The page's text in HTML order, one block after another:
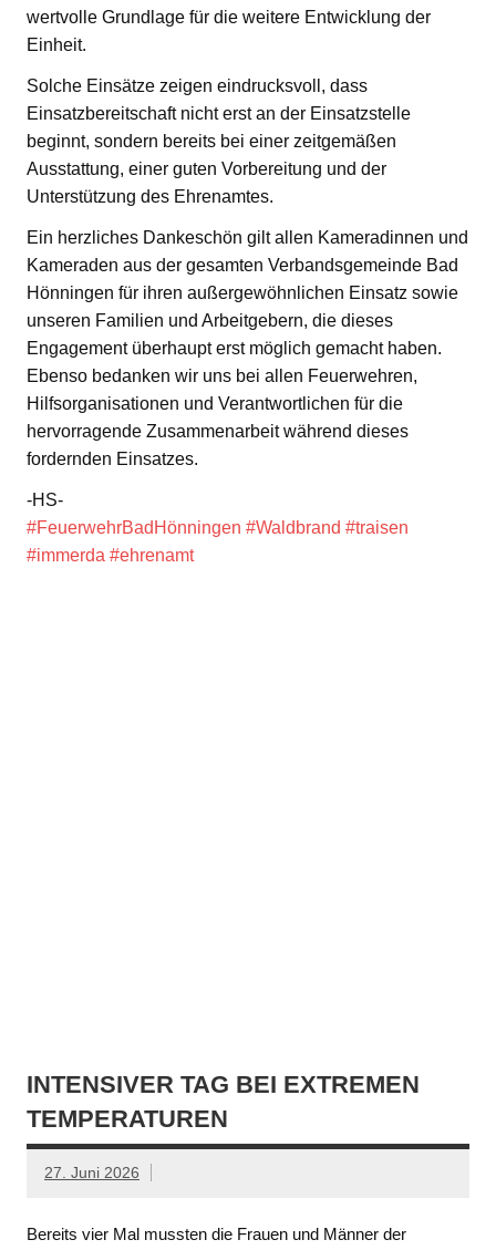
wertvolle Grundlage für die weitere Entwicklung der
Einheit.
Solche Einsätze zeigen eindrucksvoll, dass
Einsatzbereitschaft nicht erst an der Einsatzstelle
beginnt, sondern bereits bei einer zeitgemäßen
Ausstattung, einer guten Vorbereitung und der
Unterstützung des Ehrenamtes.
Ein herzliches Dankeschön gilt allen Kameradinnen und
Kameraden aus der gesamten Verbandsgemeinde Bad
Hönningen für ihren außergewöhnlichen Einsatz sowie
unseren Familien und Arbeitgebern, die dieses
Engagement überhaupt erst möglich gemacht haben.
Ebenso bedanken wir uns bei allen Feuerwehren,
Hilfsorganisationen und Verantwortlichen für die
hervorragende Zusammenarbeit während dieses
fordernden Einsatzes.
-HS-
#FeuerwehrBadHönningen #Waldbrand #traisen
#immerda #ehrenamt
INTENSIVER TAG BEI EXTREMEN
TEMPERATUREN
27. Juni 2026
Bereits vier Mal mussten die Frauen und Männer der